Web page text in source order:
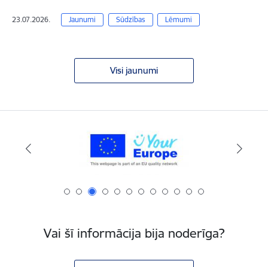
23.07.2026. Jaunumi Sūdzības Lēmumi
Visi jaunumi
Vai šī informācija bija noderīga?